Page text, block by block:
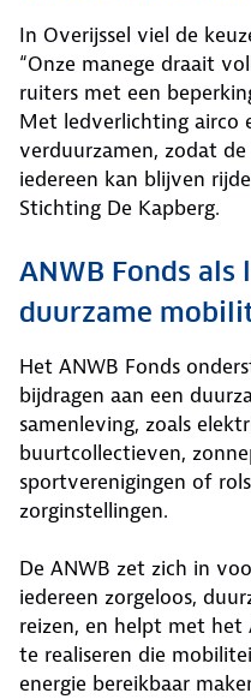
In Overijssel viel de
“Onze manege draait
ruiters met een
Met ledverlichting airco
verduurzamen, zodat
iedereen kan blijven
Stichting De Kapberg.
ANWB Fonds
duurzame
Het ANWB Fonds
bijdragen aan een
samenleving, zoals
buurtcollectieven,
sportverenigingen of
zorginstellingen.
De ANWB zet zich in
iedereen zorgeloos,
reizen, en helpt met het
te realiseren die
energie bereikbaar